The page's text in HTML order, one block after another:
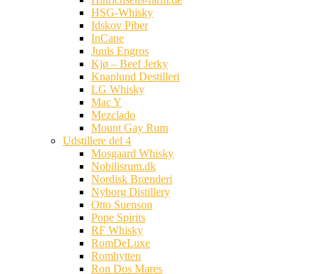
HSG-Whisky
Idskov Piber
InCane
Juuls Engros
Kjø – Beef Jerky
Knaplund Destilleri
LG Whisky
Mac Y
Mezclado
Mount Gay Rum
Udstillere del 4
Mosgaard Whisky
Nobilisrum.dk
Nordisk Brænderi
Nyborg Distillery
Otto Suenson
Pope Spirits
RF Whisky
RomDeLuxe
Romhytten
Ron Dos Mares